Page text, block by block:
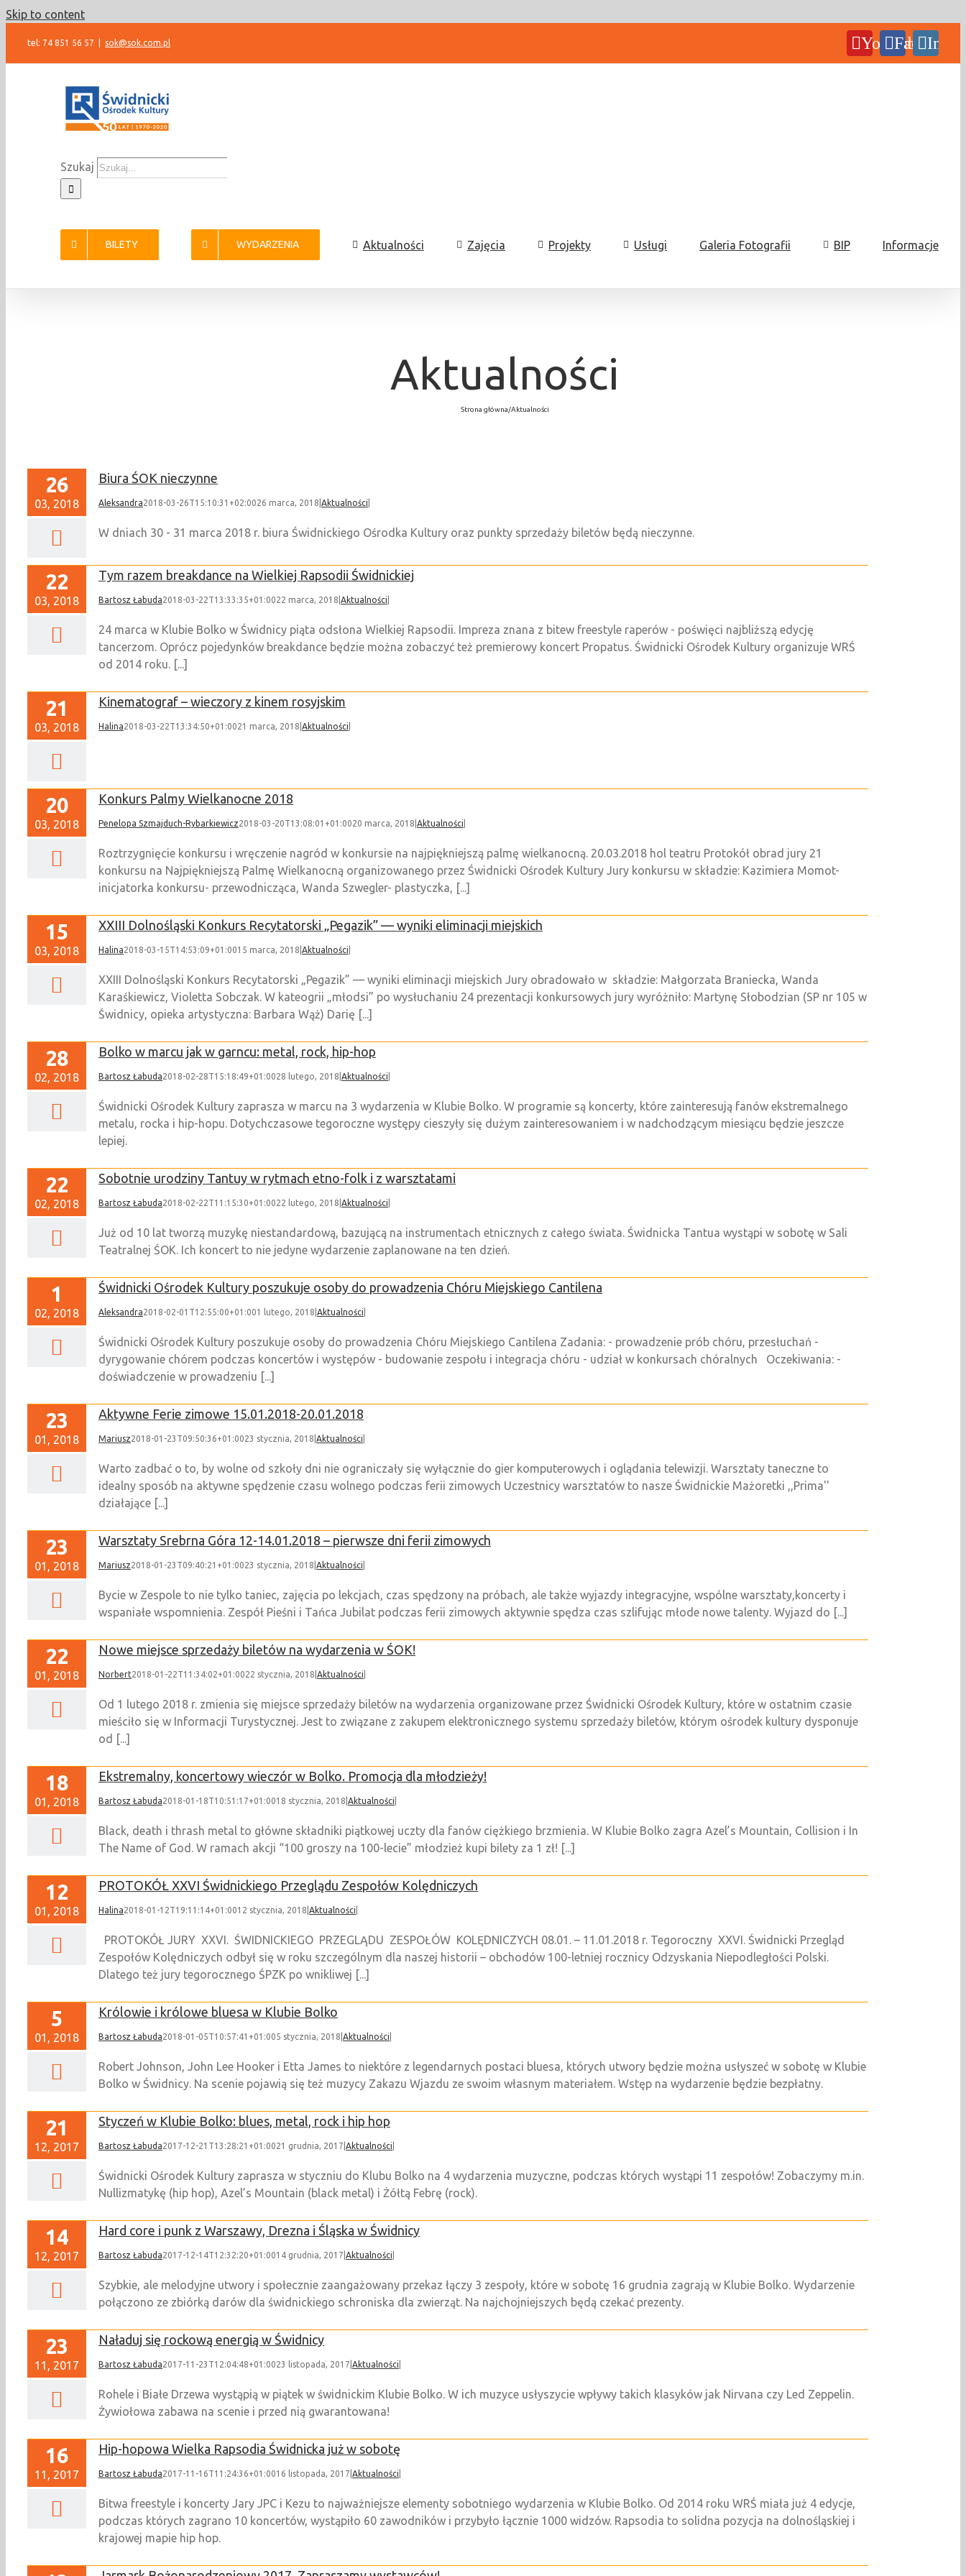
Skip to content
tel: 74 851 56 57 sok@sok.com.pl YouTubeFacebook
Szukaj
BILETY WYDARZENIA Aktualności Zajęcia Projekty Usługi Galeria Fotografii BIP Informacje
Aktualności
Strona główna/Aktualności
26
03, 2018
Biura ŚOK nieczynne
Aleksandra2018-03-26T15:10:31+02:0026 marca, 2018 Aktualności
W dniach 30 - 31 marca 2018 r. biura Świdnickiego Ośrodka Kultury oraz punkty sprzedaży biletów będą nieczynne.
22
03, 2018
Tym razem breakdance na Wielkiej Rapsodii Świdnickiej
Bartosz Łabuda2018-03-22T13:33:35+01:0022 marca, 2018 Aktualności
24 marca w Klubie Bolko w Świdnicy piąta odsłona Wielkiej Rapsodii. Impreza znana z bitew freestyle raperów - poświęci najbliższą edycję
tancerzom. Oprócz pojedynków breakdance będzie można zobaczyć też premierowy koncert Propatus. Świdnicki Ośrodek Kultury organizuje WRŚ
od 2014 roku. [...]
21
03, 2018
Kinematograf – wieczory z kinem rosyjskim
Halina2018-03-22T13:34:50+01:0021 marca, 2018 Aktualności
20
03, 2018
Konkurs Palmy Wielkanocne 2018
Penelopa Szmajduch-Rybarkiewicz2018-03-20T13:08:01+01:0020 marca, 2018 Aktualności
Roztrzygnięcie konkursu i wręczenie nagród w konkursie na najpiękniejszą palmę wielkanocną. 20.03.2018 hol teatru Protokół obrad jury 21
konkursu na Najpiękniejszą Palmę Wielkanocną organizowanego przez Świdnicki Ośrodek Kultury Jury konkursu w składzie: Kazimiera Momot-
inicjatorka konkursu- przewodnicząca, Wanda Szwegler- plastyczka, [...]
15
03, 2018
XXIII Dolnośląski Konkurs Recytatorski „Pegazik” — wyniki eliminacji miejskich
Halina2018-03-15T14:53:09+01:0015 marca, 2018 Aktualności
XXIII Dolnośląski Konkurs Recytatorski „Pegazik” — wyniki eliminacji miejskich Jury obradowało w składzie: Małgorzata Braniecka, Wanda
Karaśkiewicz, Violetta Sobczak. W kateogrii „młodsi” po wysłuchaniu 24 prezentacji konkursowych jury wyróżniło: Martynę Słobodzian (SP nr 105 w
Świdnicy, opieka artystyczna: Barbara Wąż) Darię [...]
28
02, 2018
Bolko w marcu jak w garncu: metal, rock, hip-hop
Bartosz Łabuda2018-02-28T15:18:49+01:0028 lutego, 2018 Aktualności
Świdnicki Ośrodek Kultury zaprasza w marcu na 3 wydarzenia w Klubie Bolko. W programie są koncerty, które zainteresują fanów ekstremalnego
metalu, rocka i hip-hopu. Dotychczasowe tegoroczne występy cieszyły się dużym zainteresowaniem i w nadchodzącym miesiącu będzie jeszcze
lepiej.
22
02, 2018
Sobotnie urodziny Tantuy w rytmach etno-folk i z warsztatami
Bartosz Łabuda2018-02-22T11:15:30+01:0022 lutego, 2018 Aktualności
Już od 10 lat tworzą muzykę niestandardową, bazującą na instrumentach etnicznych z całego świata. Świdnicka Tantua wystąpi w sobotę w Sali
Teatralnej ŚOK. Ich koncert to nie jedyne wydarzenie zaplanowane na ten dzień.
1
02, 2018
Świdnicki Ośrodek Kultury poszukuje osoby do prowadzenia Chóru Miejskiego Cantilena
Aleksandra2018-02-01T12:55:00+01:001 lutego, 2018 Aktualności
Świdnicki Ośrodek Kultury poszukuje osoby do prowadzenia Chóru Miejskiego Cantilena Zadania: - prowadzenie prób chóru, przesłuchań -
dyrygowanie chórem podczas koncertów i występów - budowanie zespołu i integracja chóru - udział w konkursach chóralnych Oczekiwania: -
doświadczenie w prowadzeniu [...]
23
01, 2018
Aktywne Ferie zimowe 15.01.2018-20.01.2018
Mariusz2018-01-23T09:50:36+01:0023 stycznia, 2018 Aktualności
Warto zadbać o to, by wolne od szkoły dni nie ograniczały się wyłącznie do gier komputerowych i oglądania telewizji. Warsztaty taneczne to
idealny sposób na aktywne spędzenie czasu wolnego podczas ferii zimowych Uczestnicy warsztatów to nasze Świdnickie Mażoretki ,,Prima''
działające [...]
23
01, 2018
Warsztaty Srebrna Góra 12-14.01.2018 – pierwsze dni ferii zimowych
Mariusz2018-01-23T09:40:21+01:0023 stycznia, 2018 Aktualności
Bycie w Zespole to nie tylko taniec, zajęcia po lekcjach, czas spędzony na próbach, ale także wyjazdy integracyjne, wspólne warsztaty,koncerty i
wspaniałe wspomnienia. Zespół Pieśni i Tańca Jubilat podczas ferii zimowych aktywnie spędza czas szlifując młode nowe talenty. Wyjazd do [...]
22
01, 2018
Nowe miejsce sprzedaży biletów na wydarzenia w ŚOK!
Norbert2018-01-22T11:34:02+01:0022 stycznia, 2018 Aktualności
Od 1 lutego 2018 r. zmienia się miejsce sprzedaży biletów na wydarzenia organizowane przez Świdnicki Ośrodek Kultury, które w ostatnim czasie
mieściło się w Informacji Turystycznej. Jest to związane z zakupem elektronicznego systemu sprzedaży biletów, którym ośrodek kultury dysponuje
od [...]
18
01, 2018
Ekstremalny, koncertowy wieczór w Bolko. Promocja dla młodzieży!
Bartosz Łabuda2018-01-18T10:51:17+01:0018 stycznia, 2018 Aktualności
Black, death i thrash metal to główne składniki piątkowej uczty dla fanów ciężkiego brzmienia. W Klubie Bolko zagra Azel’s Mountain, Collision i In
The Name of God. W ramach akcji “100 groszy na 100-lecie” młodzież kupi bilety za 1 zł! [...]
12
01, 2018
PROTOKÓŁ XXVI Świdnickiego Przeglądu Zespołów Kolędniczych
Halina2018-01-12T19:11:14+01:0012 stycznia, 2018 Aktualności
PROTOKÓŁ JURY XXVI. ŚWIDNICKIEGO PRZEGLĄDU ZESPOŁÓW KOLĘDNICZYCH 08.01. – 11.01.2018 r. Tegoroczny XXVI. Świdnicki Przegląd
Zespołów Kolędniczych odbył się w roku szczególnym dla naszej historii – obchodów 100-letniej rocznicy Odzyskania Niepodległości Polski.
Dlatego też jury tegorocznego ŚPZK po wnikliwej [...]
5
01, 2018
Królowie i królowe bluesa w Klubie Bolko
Bartosz Łabuda2018-01-05T10:57:41+01:005 stycznia, 2018 Aktualności
Robert Johnson, John Lee Hooker i Etta James to niektóre z legendarnych postaci bluesa, których utwory będzie można usłyszeć w sobotę w Klubie
Bolko w Świdnicy. Na scenie pojawią się też muzycy Zakazu Wjazdu ze swoim własnym materiałem. Wstęp na wydarzenie będzie bezpłatny.
21
12, 2017
Styczeń w Klubie Bolko: blues, metal, rock i hip hop
Bartosz Łabuda2017-12-21T13:28:21+01:0021 grudnia, 2017 Aktualności
Świdnicki Ośrodek Kultury zaprasza w styczniu do Klubu Bolko na 4 wydarzenia muzyczne, podczas których wystąpi 11 zespołów! Zobaczymy m.in.
Nullizmatykę (hip hop), Azel’s Mountain (black metal) i Żółtą Febrę (rock).
14
12, 2017
Hard core i punk z Warszawy, Drezna i Śląska w Świdnicy
Bartosz Łabuda2017-12-14T12:32:20+01:0014 grudnia, 2017 Aktualności
Szybkie, ale melodyjne utwory i społecznie zaangażowany przekaz łączy 3 zespoły, które w sobotę 16 grudnia zagrają w Klubie Bolko. Wydarzenie
połączono ze zbiórką darów dla świdnickiego schroniska dla zwierząt. Na najchojniejszych będą czekać prezenty.
23
11, 2017
Naładuj się rockową energią w Świdnicy
Bartosz Łabuda2017-11-23T12:04:48+01:0023 listopada, 2017 Aktualności
Rohele i Białe Drzewa wystąpią w piątek w świdnickim Klubie Bolko. W ich muzyce usłyszycie wpływy takich klasyków jak Nirvana czy Led Zeppelin.
Żywiołowa zabawa na scenie i przed nią gwarantowana!
16
11, 2017
Hip-hopowa Wielka Rapsodia Świdnicka już w sobotę
Bartosz Łabuda2017-11-16T11:24:36+01:0016 listopada, 2017 Aktualności
Bitwa freestyle i koncerty Jary JPC i Kezu to najważniejsze elementy sobotniego wydarzenia w Klubie Bolko. Od 2014 roku WRŚ miała już 4 edycje,
podczas których zagrano 10 koncertów, wystąpiło 60 zawodników i przybyło łącznie 1000 widzów. Rapsodia to solidna pozycja na dolnośląskiej i
krajowej mapie hip hop.